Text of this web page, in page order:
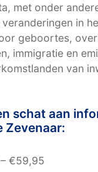
met onder
in
geboortes,
immigratie en
van
schat aan
Zevenaar:
– €59,95